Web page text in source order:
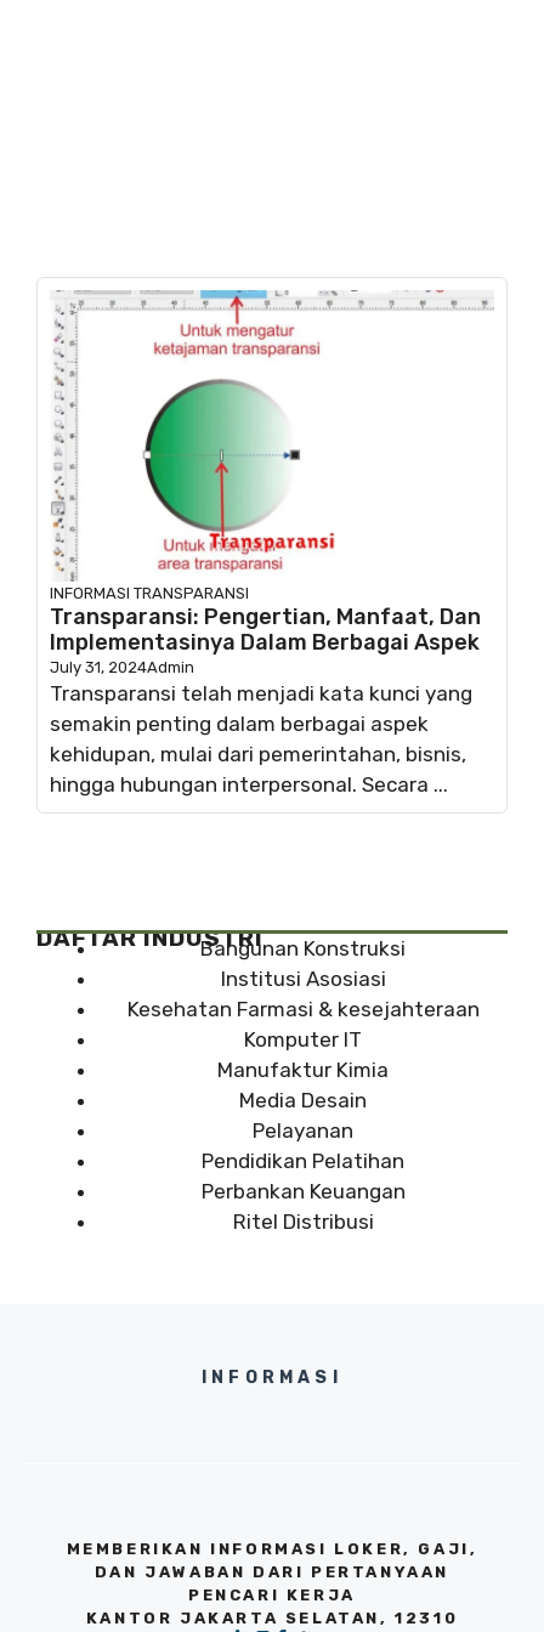
INFORMASI TRANSPARANSI
Transparansi: Pengertian, Manfaat, Dan
Implementasinya Dalam Berbagai Aspek
July 31, 2024Admin
Transparansi telah menjadi kata kunci yang
semakin penting dalam berbagai aspek
kehidupan, mulai dari pemerintahan, bisnis,
hingga hubungan interpersonal. Secara ...
DAFTAR INDUSTRIBangunan Konstruksi
Institusi Asosiasi
Kesehatan Farmasi & kesejahteraan
Komputer IT
Manufaktur Kimia
Media Desain
Pelayanan
Pendidikan Pelatihan
Perbankan Keuangan
Ritel Distribusi
INFORMASI
MEMBERIKAN INFORMASI LOKER, GAJI,
DAN JAWABAN DARI PERTANYAAN
PENCARI KERJA
KANTOR JAKARTA SELATAN, 12310